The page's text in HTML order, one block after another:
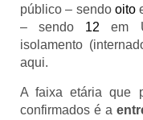
público – sendooito
– sendo 12 em
isolamento
aqui.
A faixa etária que
confirmados é a